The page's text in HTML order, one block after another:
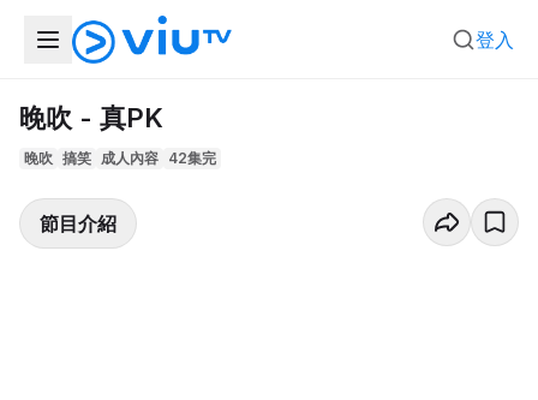
登入
晚吹 - 真PK
晚吹 搞笑 成人內容 42集完
節目介紹